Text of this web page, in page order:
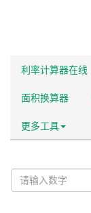
利率计算器在线
面积换算器
更多工具